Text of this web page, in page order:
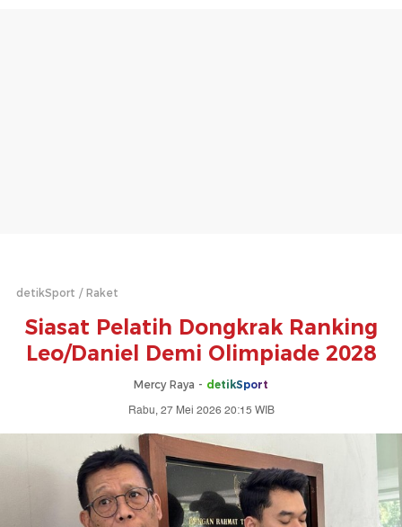
detikSport Raket
Siasat Pelatih Dongkrak Ranking
Leo/Daniel Demi Olimpiade 2028
Mercy Raya - detikSport
Rabu, 27 Mei 2026 20:15 WIB